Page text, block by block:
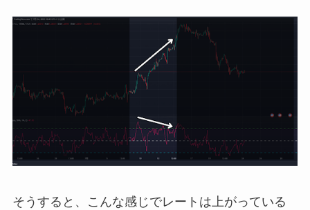
そうすると、こんな感じでレートは上がっている